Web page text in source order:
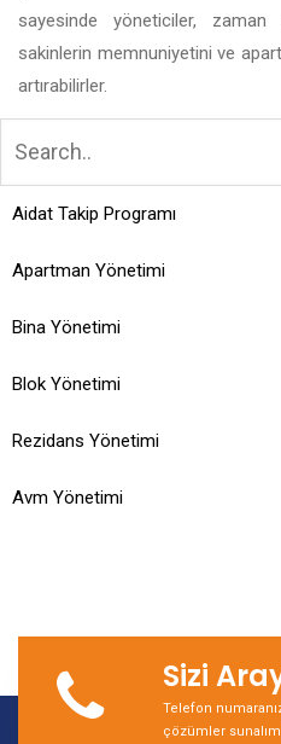
sayesinde yöneticiler,
sakinlerin memnuniyetini ve
artırabilirler.
Aidat Takip Programı
Apartman Yönetimi
Bina Yönetimi
Blok Yönetimi
Rezidans Yönetimi
Avm Yönetimi
Sizi
Telefon
çözümler